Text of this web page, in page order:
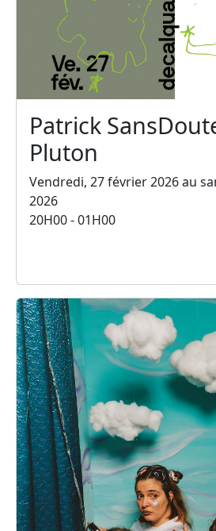
Patrick
Pluton
Vendredi, 27 février 2026 au
2026
20H00 - 01H00